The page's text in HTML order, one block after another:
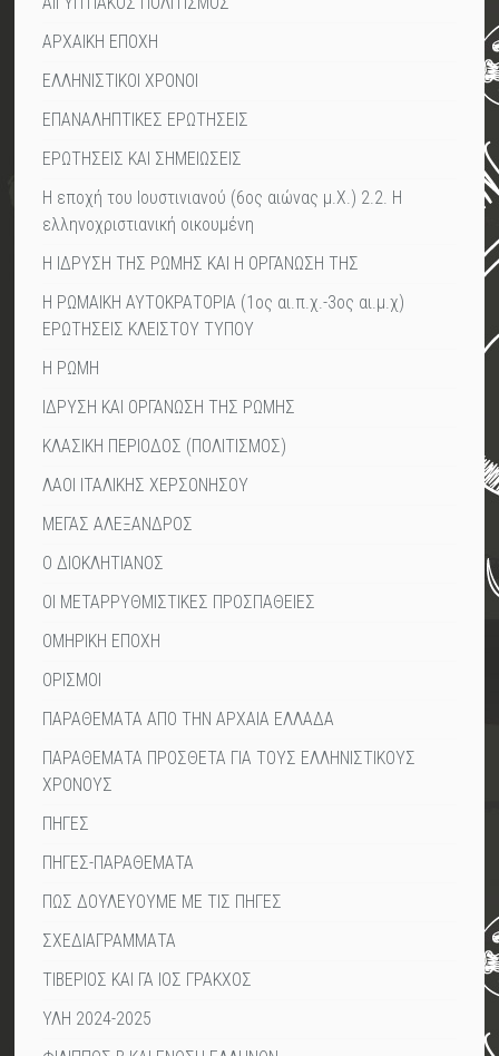
ΑΡΧΑΙΚΗ ΕΠΟΧΗ
ΕΛΛΗΝΙΣΤΙΚΟΙ ΧΡΟΝΟΙ
ΕΠΑΝΑΛΗΠΤΙΚΕΣ ΕΡΩΤΗΣΕΙΣ
ΕΡΩΤΗΣΕΙΣ ΚΑΙ ΣΗΜΕΙΩΣΕΙΣ
Η εποχή του Ιουστινιανού (6ος αιώνας μ.Χ.) 2.2. Η
ελληνοχριστιανική οικουμένη
Η ΙΔΡΥΣΗ ΤΗΣ ΡΩΜΗΣ ΚΑΙ Η ΟΡΓΑΝΩΣΗ ΤΗΣ
Η ΡΩΜΑΙΚΗ ΑΥΤΟΚΡΑΤΟΡΙΑ (1ος αι.π.χ.-3ος αι.μ.χ)
ΕΡΩΤΗΣΕΙΣ ΚΛΕΙΣΤΟΥ ΤΥΠΟΥ
Η ΡΩΜΗ
ΙΔΡΥΣΗ ΚΑΙ ΟΡΓΑΝΩΣΗ ΤΗΣ ΡΩΜΗΣ
ΚΛΑΣΙΚΗ ΠΕΡΙΟΔΟΣ (ΠΟΛΙΤΙΣΜΟΣ)
ΛΑΟΙ ΙΤΑΛΙΚΗΣ ΧΕΡΣΟΝΗΣΟΥ
ΜΕΓΑΣ ΑΛΕΞΑΝΔΡΟΣ
Ο ΔΙΟΚΛΗΤΙΑΝΟΣ
ΟΙ ΜΕΤΑΡΡΥΘΜΙΣΤΙΚΕΣ ΠΡΟΣΠΑΘΕΙΕΣ
ΟΜΗΡΙΚΗ ΕΠΟΧΗ
ΟΡΙΣΜΟΙ
ΠΑΡΑΘΕΜΑΤΑ ΑΠΟ ΤΗΝ ΑΡΧΑΙΑ ΕΛΛΑΔΑ
ΠΑΡΑΘΕΜΑΤΑ ΠΡΟΣΘΕΤΑ ΓΙΑ ΤΟΥΣ ΕΛΛΗΝΙΣΤΙΚΟΥΣ
ΧΡΟΝΟΥΣ
ΠΗΓΕΣ
ΠΗΓΕΣ-ΠΑΡΑΘΕΜΑΤΑ
ΠΩΣ ΔΟΥΛΕΥΟΥΜΕ ΜΕ ΤΙΣ ΠΗΓΕΣ
ΣΧΕΔΙΑΓΡΑΜΜΑΤΑ
ΤΙΒΕΡΙΟΣ ΚΑΙ ΓΑ ΙΟΣ ΓΡΑΚΧΟΣ
ΥΛΗ 2024-2025